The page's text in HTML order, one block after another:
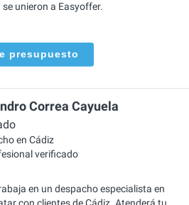
unieron a Easyoffer.
presupuesto
Correa Cayuela
en Cádiz
verificado
en un despacho especialista en
con clientes de Cádiz. Atenderá tu